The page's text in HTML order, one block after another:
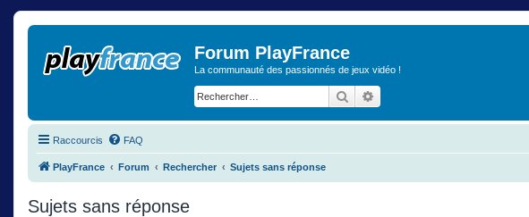
Forum PlayFrance
La communauté des passionnés de jeux vidéo !
Rechercher
Raccourcis FAQ
PlayFrance Forum Rechercher Sujets sans réponse
Sujets sans réponse